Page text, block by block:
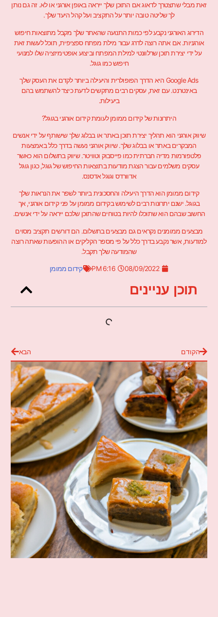
זאת מבלי שתצטרך לדאוג אם התוכן שלך ייראה באופן אורגני או לא. זה גם נותן
לך שליטה טובה יותר על התקציב ועל קהל היעד שלך.
הדירוג האורגני נקבע לפי כמות התנועה שהאתר שלך מקבל מתוצאות חיפוש
אורגניות. אם אתה רוצה לדרג עבור מילת מפתח ספציפית, תוכל לעשות זאת
על ידי יצירת תוכן שרלוונטי למילת המפתח וביצוע אופטימיזציה שלו למנועי
חיפוש כמו גוגל.
Google Ads היא הדרך הפופולרית והיעילה ביותר לקדם את העסק שלך
באינטרנט. עם זאת, עסקים רבים מתקשים לדעת כיצד להשתמש בהם
ביעילות.
היתרונות של קידום ממומן לעומת קידום אורגני בגוגל?
שיווק אורגני הוא תהליך יצירת תוכן באתר או בבלוג שלך שישותף על ידי אנשים
המבקרים באתר או בבלוג שלך. שיווק אורגני נעשה בדרך כלל באמצעות
פלטפורמות מדיה חברתית כמו פייסבוק וטוויטר. שיווק בתשלום הוא כאשר
עסקים משלמים עבור הצגת מודעות בתוצאות החיפוש של גוגל, כגון גוגל
אדוורדס וגוגל אדסנס.
קידום ממומן הוא הדרך היעילה והחסכונית ביותר לשפר את הנראות שלך
בגוגל. ישנם יתרונות רבים לשימוש בקידום ממומן על פני קידום אורגני, אך
החשוב שבהם הוא שתוכלו להיות בטוחים שהתוכן שלכם ייראה על ידי אנשים.
מבצעים ממומנים נקראים גם מבצעים בתשלום. הם דורשים תקציב מסוים
למודעות, אשר נקבע בדרך כלל על פי מספר הקליקים או ההופעות שאתה רוצה
שהמודעה שלך תקבל.
08/09/2022
6:16 PM קידום ממומן
תוכן עניינים
הקודם הבא